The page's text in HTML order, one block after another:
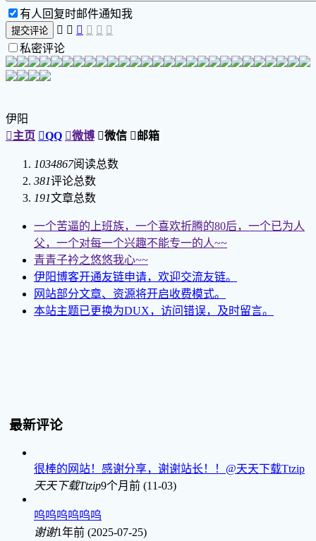
有人回复时邮件通知我
提交评论      
私密评论
伊阳
主页 QQ 微博 微信 邮箱
1034867阅读总数
381评论总数
191文章总数
一个苦逼的上班族，一个喜欢折腾的80后，一个已为人
父，一个对每一个兴趣不能专一的人~~
青青子衿之悠悠我心~~
伊阳博客开通友链申请，欢迎交流友链。
网站部分文章、资源将开启收费模式。
本站主题已更换为DUX，访问错误，及时留言。
最新评论
很棒的网站！感谢分享，谢谢站长！！@天天下载Ttzip
天天下载Ttzip9个月前 (11-03)
呜呜呜呜呜呜
谢谢1年前 (2025-07-25)